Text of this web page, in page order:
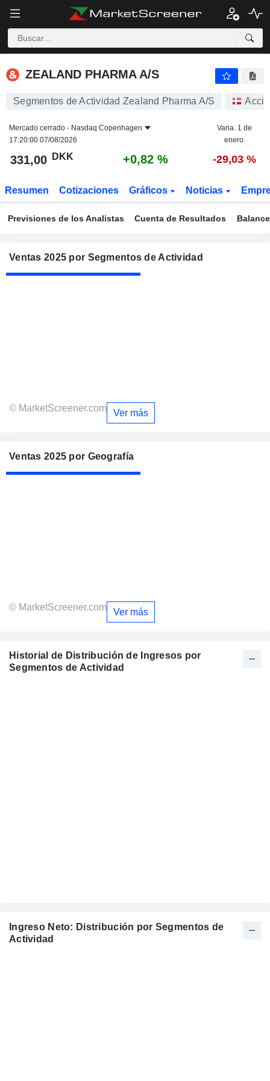
ZEALAND PHARMA A/S
ZEALAND PHARMA A/S
Segmentos de Actividad Zealand Pharma A/S
Mercado cerrado - Nasdaq Copenhagen
17:20:00 07/08/2026
Varia. 1 de
enero.
331,00 DKK +0,82 % -29,03 %
Resumen Cotizaciones Gráficos Noticias
Previsiones de los Analistas Cuenta de Resultados Balance
Ventas 2025 por Segmentos de Actividad
© MarketScreener.com Ver más
Ventas 2025 por Geografía
© MarketScreener.com Ver más
Historial de Distribución de Ingresos por
Segmentos de Actividad
Ingreso Neto: Distribución por Segmentos de
Actividad